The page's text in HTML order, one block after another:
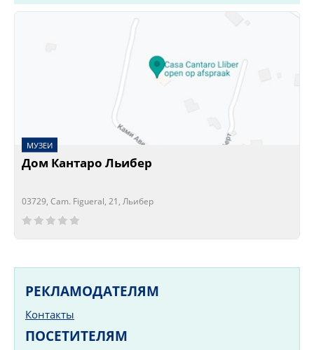
МУЗЕИ
Дом Кантаро Льибер
03729, Cam. Figueral, 21, Льибер
Сейчас открыто!
Сейчас закрыто!
РЕКЛАМОДАТЕЛЯМ
Контакты
ПОСЕТИТЕЛЯМ